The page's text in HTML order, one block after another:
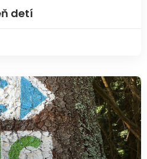
detí